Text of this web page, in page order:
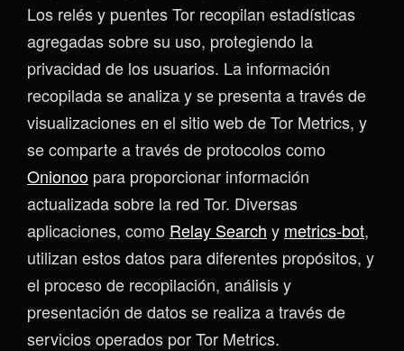
Los relés y puentes Tor recopilan estadísticas
agregadas sobre su uso, protegiendo la
privacidad de los usuarios. La información
recopilada se analiza y se presenta a través de
visualizaciones en el sitio web de Tor Metrics, y
se comparte a través de protocolos como
Onionoo para proporcionar información
actualizada sobre la red Tor. Diversas
aplicaciones, como Relay Search y metrics-bot,
utilizan estos datos para diferentes propósitos, y
el proceso de recopilación, análisis y
presentación de datos se realiza a través de
servicios operados por Tor Metrics.